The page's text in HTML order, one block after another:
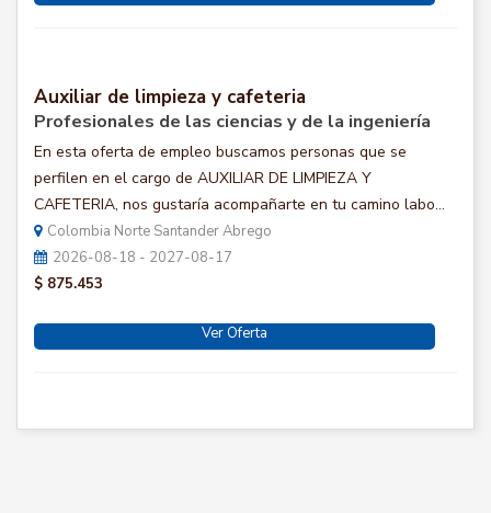
Auxiliar de limpieza y cafeteria
Profesionales de las ciencias y de la ingeniería
En esta oferta de empleo buscamos personas que se
perfilen en el cargo de AUXILIAR DE LIMPIEZA Y
CAFETERIA, nos gustaría acompañarte en tu camino labo...
Colombia Norte Santander Abrego
2026-08-18 - 2027-08-17
$ 875.453
Ver Oferta